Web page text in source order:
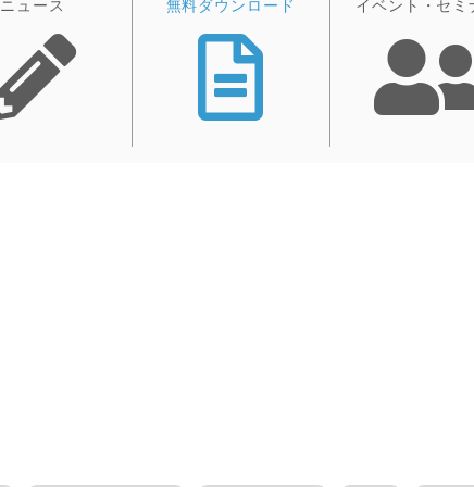
ニュース 無料ダウンロード イベント・セミ